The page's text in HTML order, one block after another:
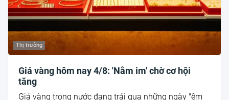
Thị trường
Giá vàng hôm nay 4/8: 'Nằm im' chờ cơ hội
tăng
Giá vàng trong nước đang trải qua những ngày "êm